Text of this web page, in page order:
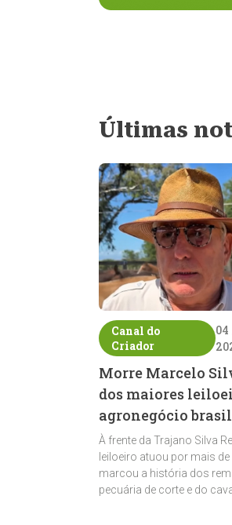
Últimas
Canal do
Criador
04
Morre Marcelo
dos maiores
agronegócio
À frente da Trajano Silva
leiloeiro atuou por mais
marcou a história dos
pecuária de corte e do